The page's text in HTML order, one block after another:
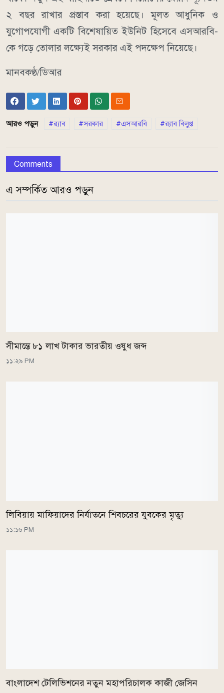
২ বছর রাখার প্রস্তাব করা হয়েছে। মূলত আধুনিক ও
যুগোপযোগী একটি বিশেষায়িত ইউনিট হিসেবে এসআরবি-
কে গড়ে তোলার লক্ষ্যেই সরকার এই পদক্ষেপ নিয়েছে।
মানবকণ্ঠ/ডিআর
আরও পড়ুন র‌্যাব সরকার এসআরবি র‌্যাব বিলুপ্ত
Comments
এ সম্পর্কিত আরও পড়ুন
সীমান্তে ৮১ লাখ টাকার ভারতীয় ওষুধ জব্দ
১১:২৯ PM
লিবিয়ায় মাফিয়াদের নির্যাতনে শিবচরের যুবকের মৃত্যু
১১:১৬ PM
বাংলাদেশ টেলিভিশনের নতুন মহাপরিচালক কাজী জেসিন